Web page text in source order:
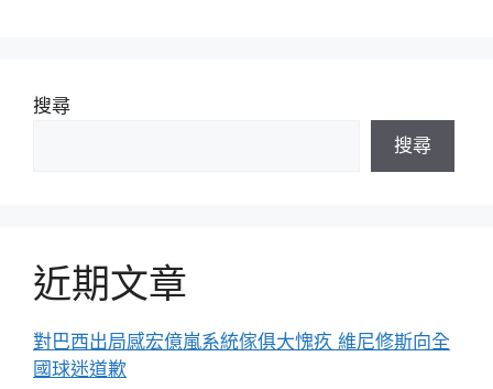
搜尋
搜尋
近期文章
對巴西出局感宏億嵐系統傢俱大愧疚 維尼修斯向全
國球迷道歉